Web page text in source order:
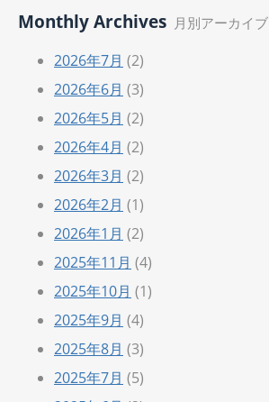
Monthly Archives 月別アーカイブ
2026年7月 (2)
2026年6月 (3)
2026年5月 (2)
2026年4月 (2)
2026年3月 (2)
2026年2月 (1)
2026年1月 (2)
2025年11月 (4)
2025年10月 (1)
2025年9月 (4)
2025年8月 (3)
2025年7月 (5)